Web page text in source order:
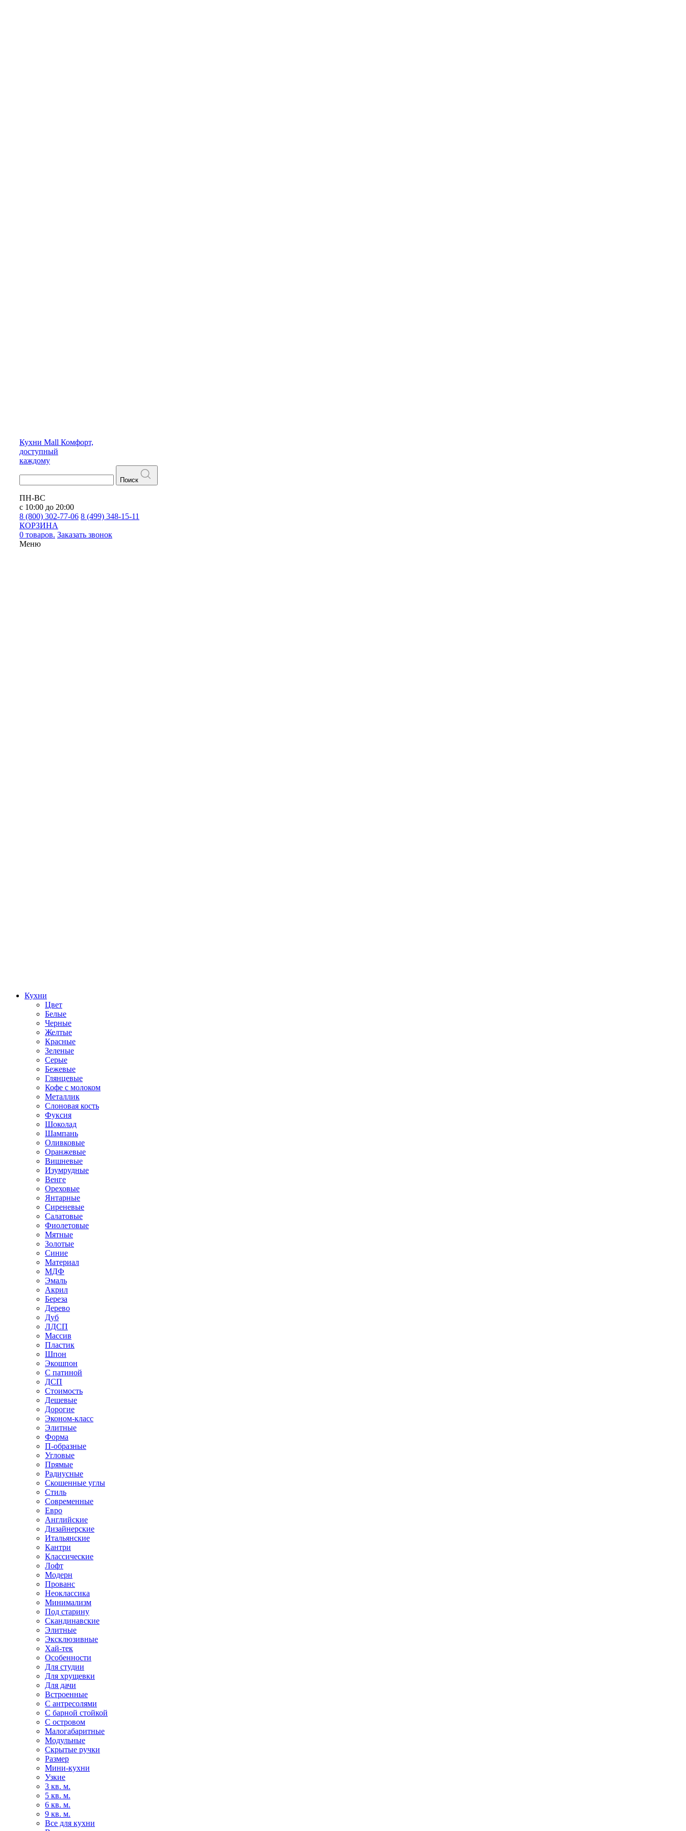
Кухни Mall Комфорт,
доступный
каждому
Поиск
ПН-ВС
с 10:00 до 20:00
8 (800) 302-77-06 8 (499) 348-15-11
КОРЗИНА
0 товаров. Заказать звонок
Меню
Кухни
Цвет
Белые
Черные
Желтые
Красные
Зеленые
Серые
Бежевые
Глянцевые
Кофе с молоком
Металлик
Слоновая кость
Фуксия
Шоколад
Шампань
Оливковые
Оранжевые
Вишневые
Изумрудные
Венге
Ореховые
Янтарные
Сиреневые
Салатовые
Фиолетовые
Мятные
Золотые
Синие
Материал
МДФ
Эмаль
Акрил
Береза
Дерево
Дуб
ЛДСП
Массив
Пластик
Шпон
Экошпон
С патиной
ДСП
Стоимость
Дешевые
Дорогие
Эконом-класс
Элитные
Форма
П-образные
Угловые
Прямые
Радиусные
Скошенные углы
Стиль
Современные
Евро
Английские
Дизайнерские
Итальянские
Кантри
Классические
Лофт
Модерн
Прованс
Неоклассика
Минимализм
Под старину
Скандинавские
Элитные
Эксклюзивные
Хай-тек
Особенности
Для студии
Для хрущевки
Для дачи
Встроенные
С антресолями
С барной стойкой
С островом
Малогабаритные
Модульные
Скрытые ручки
Размер
Мини-кухни
Узкие
3 кв. м.
5 кв. м.
6 кв. м.
9 кв. м.
Все для кухни